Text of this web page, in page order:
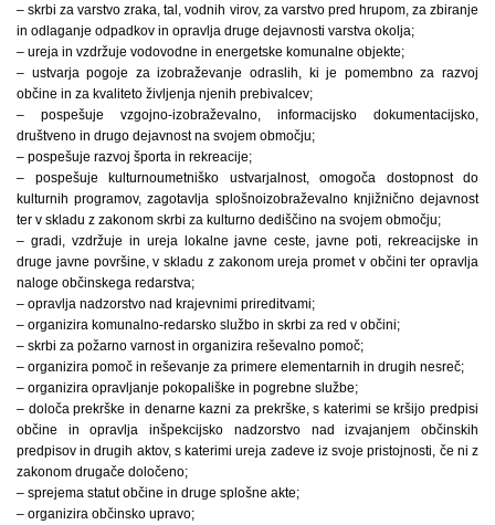
– skrbi za varstvo zraka, tal, vodnih virov, za varstvo pred hrupom, za zbiranje
in odlaganje odpadkov in opravlja druge dejavnosti varstva okolja;
– ureja in vzdržuje vodovodne in energetske komunalne objekte;
– ustvarja pogoje za izobraževanje odraslih, ki je pomembno za razvoj
občine in za kvaliteto življenja njenih prebivalcev;
– pospešuje vzgojno-izobraževalno, informacijsko dokumentacijsko,
društveno in drugo dejavnost na svojem območju;
– pospešuje razvoj športa in rekreacije;
– pospešuje kulturnoumetniško ustvarjalnost, omogoča dostopnost do
kulturnih programov, zagotavlja splošnoizobraževalno knjižnično dejavnost
ter v skladu z zakonom skrbi za kulturno dediščino na svojem območju;
– gradi, vzdržuje in ureja lokalne javne ceste, javne poti, rekreacijske in
druge javne površine, v skladu z zakonom ureja promet v občini ter opravlja
naloge občinskega redarstva;
– opravlja nadzorstvo nad krajevnimi prireditvami;
– organizira komunalno-redarsko službo in skrbi za red v občini;
– skrbi za požarno varnost in organizira reševalno pomoč;
– organizira pomoč in reševanje za primere elementarnih in drugih nesreč;
– organizira opravljanje pokopališke in pogrebne službe;
– določa prekrške in denarne kazni za prekrške, s katerimi se kršijo predpisi
občine in opravlja inšpekcijsko nadzorstvo nad izvajanjem občinskih
predpisov in drugih aktov, s katerimi ureja zadeve iz svoje pristojnosti, če ni z
zakonom drugače določeno;
– sprejema statut občine in druge splošne akte;
– organizira občinsko upravo;